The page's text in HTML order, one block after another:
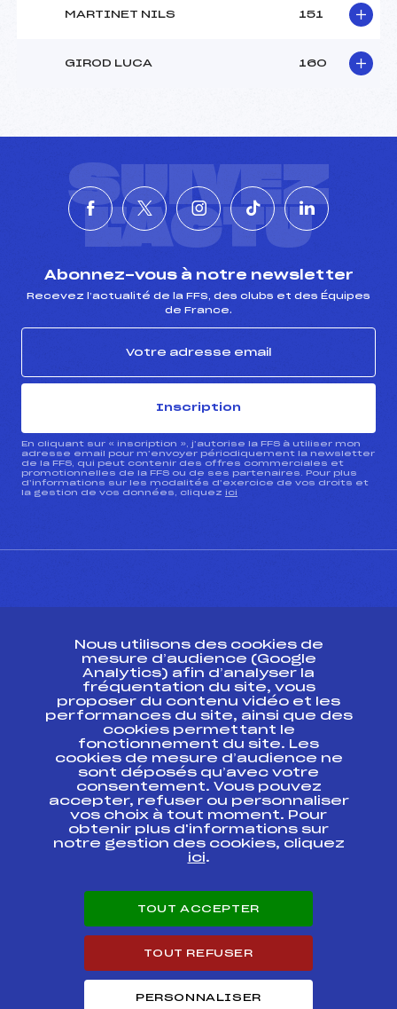
MARTINET NILS 151
GIROD LUCA 160
SUIVEZ
L'ACTU
Abonnez-vous à notre newsletter
Recevez l’actualité de la FFS, des clubs et des Équipes
de France.
Inscription
En cliquant sur « inscription », j’autorise la FFS à utiliser mon
adresse email pour m’envoyer périodiquement la newsletter
de la FFS, qui peut contenir des offres commerciales et
promotionnelles de la FFS ou de ses partenaires. Pour plus
d’informations sur les modalités d’exercice de vos droits et
la gestion de vos données, cliquez ici
Ressources
Pass’Neige
Projet sportif fédéral
Projet de performance fédéral
Antidopage
Pôle Développement, Formation, Suivi
Scientifique
Listes ministérielles
Pôle vie de l’athlète
Enseignement professionnel
Carrières
Nous utilisons des cookies de
mesure d’audience (Google
Analytics) afin d’analyser la
fréquentation du site, vous
proposer du contenu vidéo et les
performances du site, ainsi que des
cookies permettant le
fonctionnement du site. Les
cookies de mesure d’audience ne
sont déposés qu’avec votre
consentement. Vous pouvez
accepter, refuser ou personnaliser
vos choix à tout moment. Pour
obtenir plus d'informations sur
notre gestion des cookies, cliquez
ici.
TOUT ACCEPTER
TOUT REFUSER
PERSONNALISER